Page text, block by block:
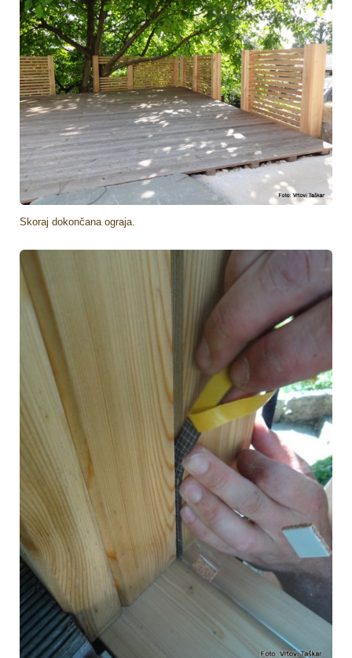
Skoraj dokončana ograja.